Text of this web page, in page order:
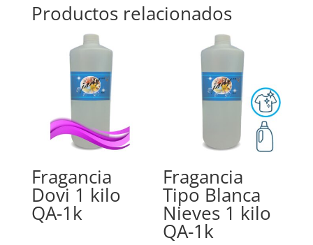
Productos relacionados
Fragancia
Dovi 1 kilo
QA-1k
Fragancia
Tipo Blanca
Nieves 1 kilo
QA-1k